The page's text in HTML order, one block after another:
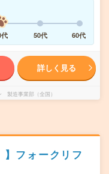
50代 60代
詳しく見る
製造事業部（全国）
】フォークリフ